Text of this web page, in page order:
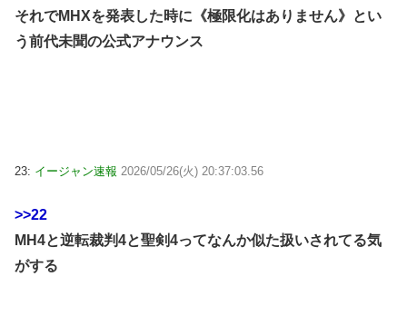
それでMHXを発表した時に《極限化はありません》とい
う前代未聞の公式アナウンス
23: イージャン速報 2026/05/26(火) 20:37:03.56
>>22
MH4と逆転裁判4と聖剣4ってなんか似た扱いされてる気
がする